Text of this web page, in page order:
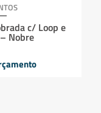
c/ Loop e
Nobre